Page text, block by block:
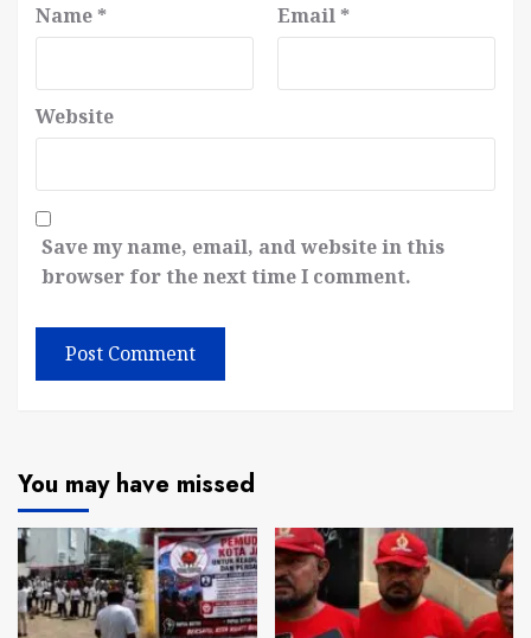
Name * Email *
Website
Save my name, email, and website in this
browser for the next time I comment.
You may have missed